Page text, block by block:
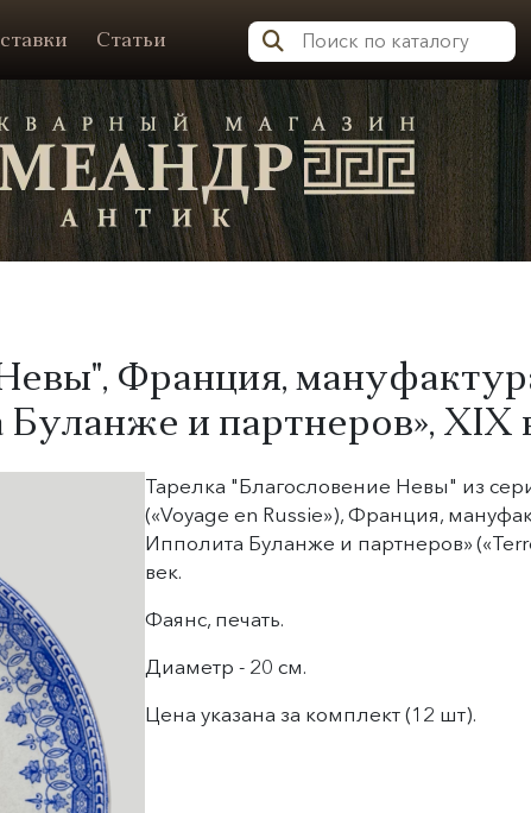
Статьи
Антик
Франция,
и партнеров», XIX
Тарелка "Благословение Невы" из
(«Voyage en Russie»), Франция,
Ипполита Буланже и партнеров»
век.
Фаянс, печать.
Диаметр - 20 см.
Цена указана за комплект (12 шт).